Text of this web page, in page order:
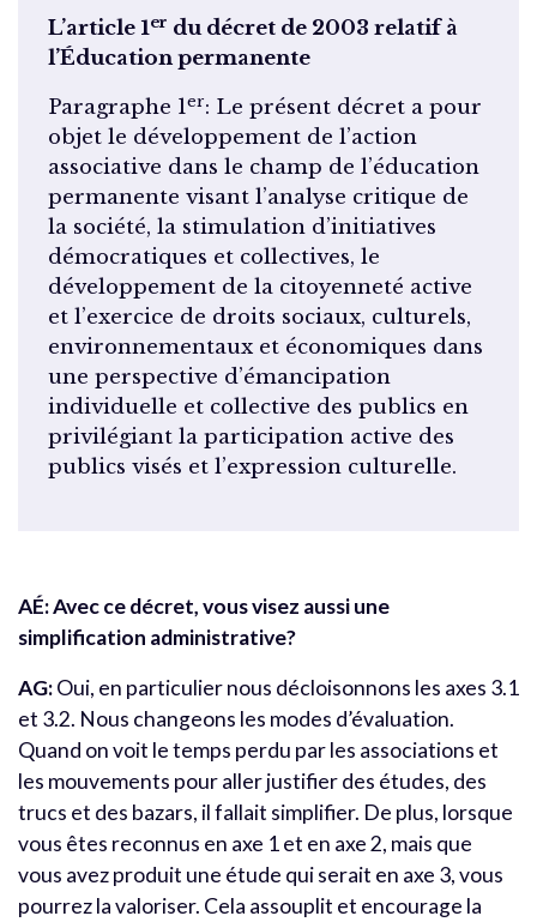
L’article 1er du décret de 2003 relatif à
l’Éducation permanente
Paragraphe 1er: Le présent décret a pour
objet le développement de l’action
associative dans le champ de l’éducation
permanente visant l’analyse critique de
la société, la stimulation d’initiatives
démocratiques et collectives, le
développement de la citoyenneté active
et l’exercice de droits sociaux, culturels,
environnementaux et économiques dans
une perspective d’émancipation
individuelle et collective des publics en
privilégiant la participation active des
publics visés et l’expression culturelle.
AÉ: Avec ce décret, vous visez aussi une
simplification administrative?
AG:Oui, en particulier nous décloisonnons les axes 3.1
et 3.2. Nous changeons les modes d’évaluation.
Quand on voit le temps perdu par les associations et
les mouvements pour aller justifier des études, des
trucs et des bazars, il fallait simplifier. De plus, lorsque
vous êtes reconnus en axe 1 et en axe 2, mais que
vous avez produit une étude qui serait en axe 3, vous
pourrez la valoriser. Cela assouplit et encourage la